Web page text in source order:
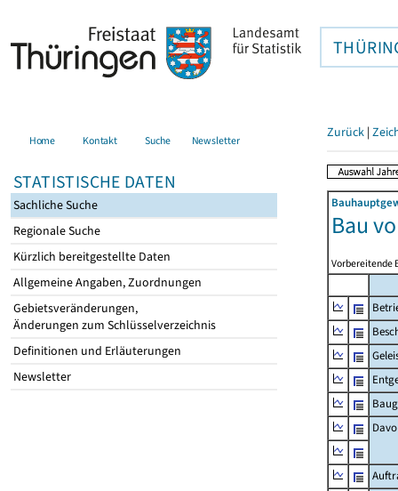
Home Kontakt Suche Newsletter
STATISTISCHE DATEN
Sachliche Suche
Regionale Suche
Kürzlich bereitgestellte Daten
Allgemeine Angaben, Zuordnungen
Gebietsveränderungen,
Änderungen zum Schlüsselverzeichnis
Definitionen und Erläuterungen
Newsletter
Zurück |
Bau
Vorbereitende